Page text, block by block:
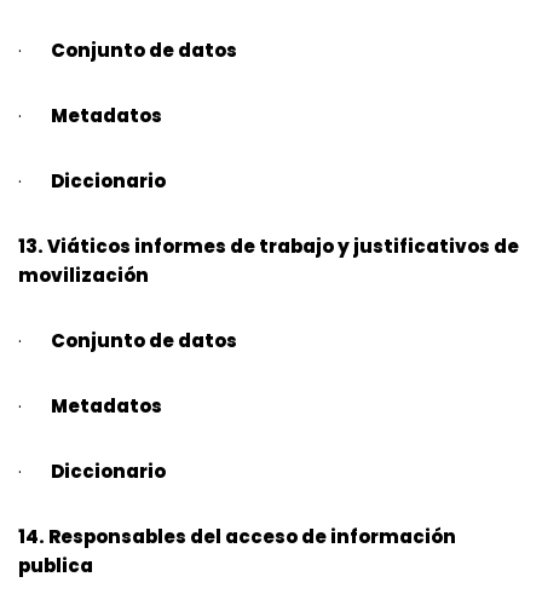
· Conjunto de datos
· Metadatos
· Diccionario
13. Viáticos informes de trabajo y justificativos de
movilización
· Conjunto de datos
· Metadatos
· Diccionario
14. Responsables del acceso de información
publica